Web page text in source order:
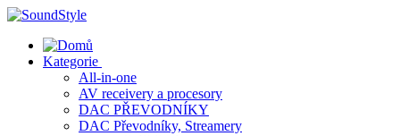
Skip
content
Kategorie
All-in-one
AV receivery a procesory
DAC PŘEVODNÍKY
DAC Převodníky, Streamery